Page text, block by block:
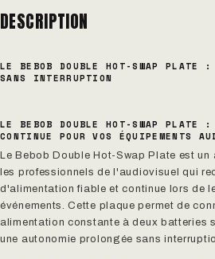
DESCRIPTION
LE BEBOB DOUBLE HOT-SWAP PLATE
SANS INTERRUPTION
LE BEBOB DOUBLE HOT-SWAP PLATE
CONTINUE POUR VOS ÉQUIPEMENTS
Le Bebob Double Hot-Swap Plate est
les professionnels de l'audiovisuel qui
d'alimentation fiable et continue lors de
événements. Cette plaque permet de
alimentation constante à deux batteries
une autonomie prolongée sans